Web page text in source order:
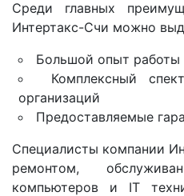
Среди главных
Интертакс-Счи можно
Большой опыт работы
Комплексный
организаций
Предоставляемые
Специалисты компании
ремонтом,
компьютеров и IT